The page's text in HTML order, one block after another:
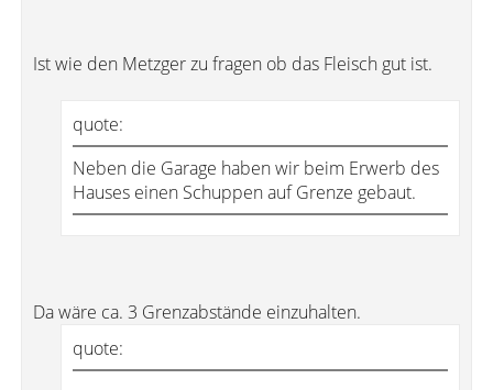
Ist wie den Metzger zu fragen ob das Fleisch gut ist.
quote:
Neben die Garage haben wir beim Erwerb des
Hauses einen Schuppen auf Grenze gebaut.
Da wäre ca. 3 Grenzabstände einzuhalten.
quote: